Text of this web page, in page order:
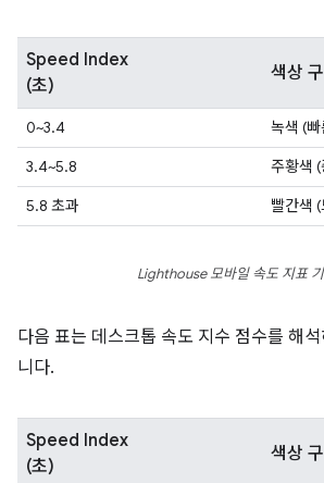
Speed Index
(초)
색상
0~3.4
녹색 (
3.4~5.8
주황색
5.8 초과
빨간색
Lighthouse 모바일 속도 지표
다음 표는 데스크톱 속도 지수 점수를 해
니다.
Speed Index
(초)
색상